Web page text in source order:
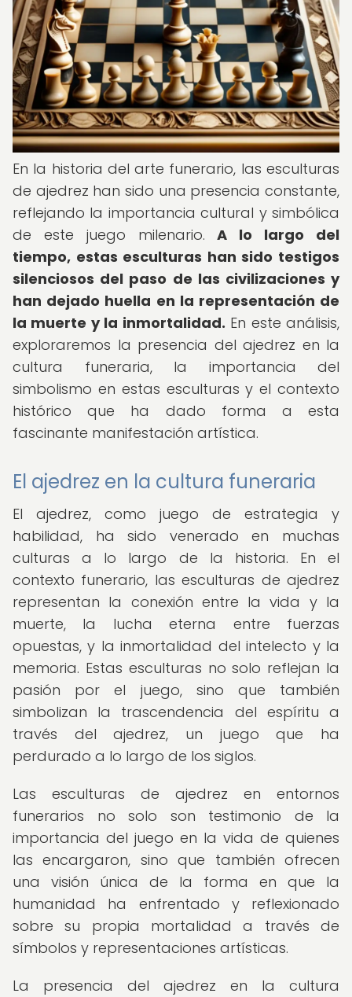
En la historia del arte funerario, las esculturas
de ajedrez han sido una presencia constante,
reflejando la importancia cultural y simbólica
de este juego milenario.A lo largo del
tiempo, estas esculturas han sido testigos
silenciosos del paso de las civilizaciones y
han dejado huella en la representación de
la muerte y la inmortalidad. En este análisis,
exploraremos la presencia del ajedrez en la
cultura funeraria, la importancia del
simbolismo en estas esculturas y el contexto
histórico que ha dado forma a esta
fascinante manifestación artística.
El ajedrez en la cultura funeraria
El ajedrez, como juego de estrategia y
habilidad, ha sido venerado en muchas
culturas a lo largo de la historia. En el
contexto funerario, las esculturas de ajedrez
representan la conexión entre la vida y la
muerte, la lucha eterna entre fuerzas
opuestas, y la inmortalidad del intelecto y la
memoria. Estas esculturas no solo reflejan la
pasión por el juego, sino que también
simbolizan la trascendencia del espíritu a
través del ajedrez, un juego que ha
perdurado a lo largo de los siglos.
Las esculturas de ajedrez en entornos
funerarios no solo son testimonio de la
importancia del juego en la vida de quienes
las encargaron, sino que también ofrecen
una visión única de la forma en que la
humanidad ha enfrentado y reflexionado
sobre su propia mortalidad a través de
símbolos y representaciones artísticas.
La presencia del ajedrez en la cultura